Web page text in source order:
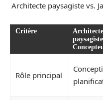
Architecte paysagiste vs.
Critère
Architecte
Rôle principal